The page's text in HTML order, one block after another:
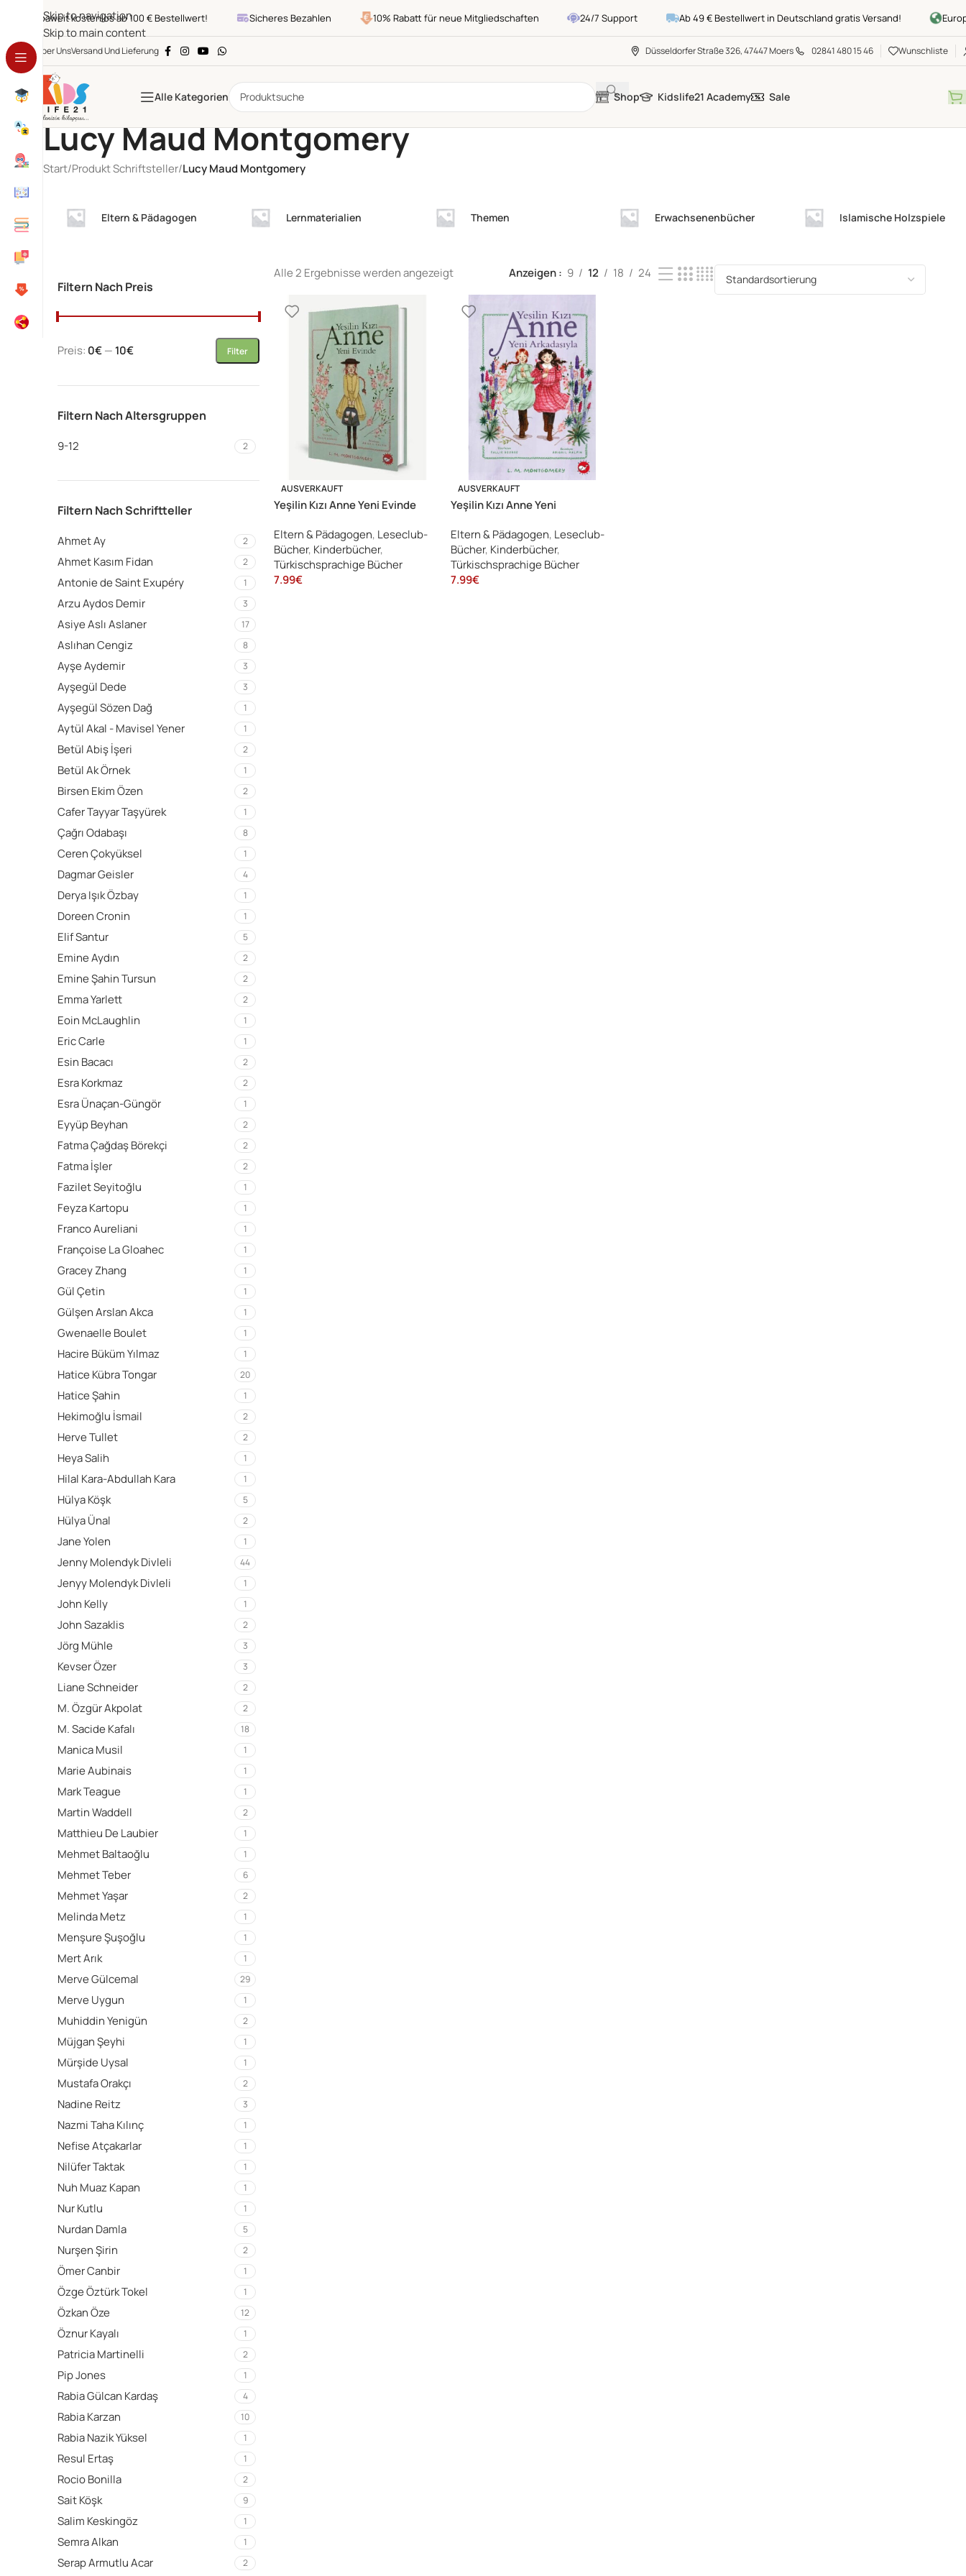
Skip to navigation
Skip to main content
Europaweit kostenlos ab 100 € Bestellwert! Sicheres Bezahlen 10% Rabatt für neue Mitgliedschaften 24/7 Support Ab 49 € Bestellwert in Deutschland gratis Versand!
Über UnsVersand Und Lieferung Düsseldorfer Straße 326, 47447 Moers 02841 480 15 46 Wunschliste
Alle Kategorien Shop Kidslife21 Academy Sale
Lucy Maud Montgomery
Start/Produkt Schriftsteller/Lucy Maud Montgomery
Eltern & Pädagogen Lernmaterialien Themen Erwachsenenbücher Islamische Holzspiele
Filtern Nach Preis
Filter
Preis: 0€— 10€
Filtern Nach Altersgruppen
9-12 2
Filtern Nach Schriftteller
Ahmet Ay 2
Ahmet Kasım Fidan 2
Antonie de Saint Exupéry 1
Arzu Aydos Demir 3
Asiye Aslı Aslaner 17
Aslıhan Cengiz 8
Ayşe Aydemir 3
Ayşegül Dede 3
Ayşegül Sözen Dağ 1
Aytül Akal - Mavisel Yener 1
Betül Abiş İşeri 2
Betül Ak Örnek 1
Birsen Ekim Özen 2
Cafer Tayyar Taşyürek 1
Çağrı Odabaşı 8
Ceren Çokyüksel 1
Dagmar Geisler 4
Derya Işık Özbay 1
Doreen Cronin 1
Elif Santur 5
Emine Aydın 2
Emine Şahin Tursun 2
Emma Yarlett 2
Eoin McLaughlin 1
Eric Carle 1
Esin Bacacı 2
Esra Korkmaz 2
Esra Ünaçan-Güngör 1
Eyyüp Beyhan 2
Fatma Çağdaş Börekçi 2
Fatma İşler 2
Fazilet Seyitoğlu 1
Feyza Kartopu 1
Franco Aureliani 1
Françoise La Gloahec 1
Gracey Zhang 1
Gül Çetin 1
Gülşen Arslan Akca 1
Gwenaelle Boulet 1
Hacire Büküm Yılmaz 1
Hatice Kübra Tongar 20
Hatice Şahin 1
Hekimoğlu İsmail 2
Herve Tullet 2
Heya Salih 1
Hilal Kara-Abdullah Kara 1
Hülya Köşk 5
Hülya Ünal 2
Jane Yolen 1
Jenny Molendyk Divleli 44
Jenyy Molendyk Divleli 1
John Kelly 1
John Sazaklis 2
Jörg Mühle 3
Kevser Özer 3
Liane Schneider 2
M. Özgür Akpolat 2
M. Sacide Kafalı 18
Manica Musil 1
Marie Aubinais 1
Mark Teague 1
Martin Waddell 2
Matthieu De Laubier 1
Mehmet Baltaoğlu 1
Mehmet Teber 6
Mehmet Yaşar 2
Melinda Metz 1
Menşure Şuşoğlu 1
Mert Arık 1
Merve Gülcemal 29
Merve Uygun 1
Muhiddin Yenigün 2
Müjgan Şeyhi 1
Mürşide Uysal 1
Mustafa Orakçı 2
Nadine Reitz 3
Nazmi Taha Kılınç 1
Nefise Atçakarlar 1
Nilüfer Taktak 1
Nuh Muaz Kapan 1
Nur Kutlu 1
Nurdan Damla 5
Nurşen Şirin 2
Ömer Canbir 1
Özge Öztürk Tokel 1
Özkan Öze 12
Öznur Kayalı 1
Patricia Martinelli 2
Pip Jones 1
Rabia Gülcan Kardaş 4
Rabia Karzan 10
Rabia Nazik Yüksel 1
Resul Ertaş 1
Rocio Bonilla 2
Sait Köşk 9
Salim Keskingöz 1
Semra Alkan 1
Serap Armutlu Acar 2
Alle 2 Ergebnisse werden angezeigt Anzeigen 9 12 18 24
AUSVERKAUFT
Yeşilin Kızı Anne Yeni Evinde
Eltern & Pädagogen, Leseclub-
Bücher, Kinderbücher,
Türkischsprachige Bücher
7.99€
AUSVERKAUFT
Yeşilin Kızı Anne Yeni
Eltern & Pädagogen, Leseclub-
Bücher, Kinderbücher,
Türkischsprachige Bücher
7.99€